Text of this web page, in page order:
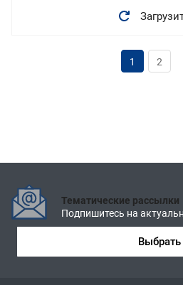
1 2
Тематические рассылки
Подпишитесь на
Выбрать